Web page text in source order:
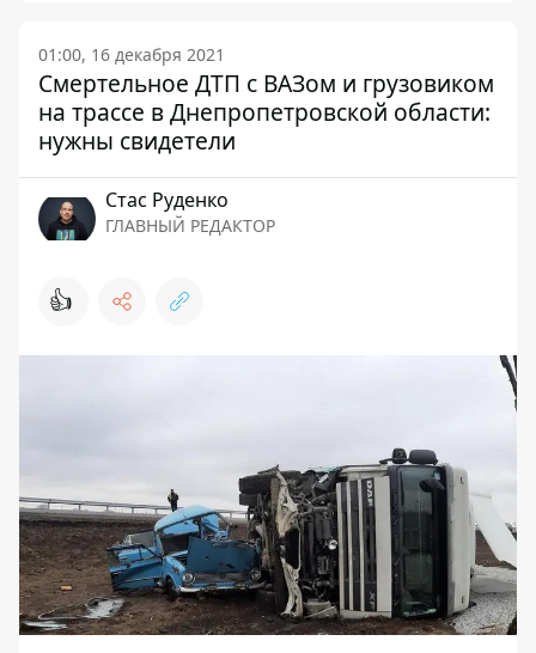
01:00, 16 декабря 2021
Смертельное ДТП с ВАЗом и грузовиком
на трассе в Днепропетровской области:
нужны свидетели
Стаc Руденко
ГЛАВНЫЙ РЕДАКТОР
👍